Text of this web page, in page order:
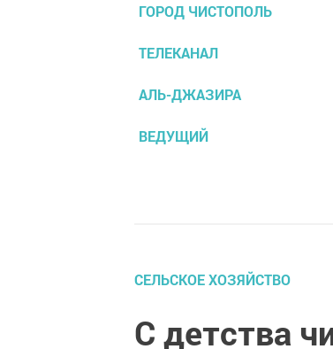
ГОРОД ЧИСТОПОЛЬ
ТЕЛЕКАНАЛ
АЛЬ-ДЖАЗИРА
ВЕДУЩИЙ
СЕЛЬСКОЕ ХОЗЯЙСТВО
С детства